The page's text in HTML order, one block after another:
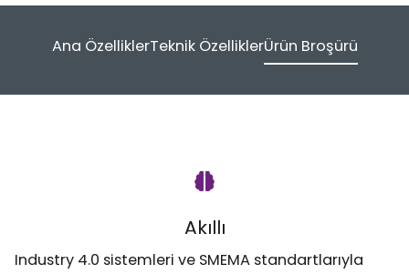
Ana ÖzelliklerTeknik ÖzelliklerÜrün Broşürü
Akıllı
Industry 4.0 sistemleri ve SMEMA standartlarıyla